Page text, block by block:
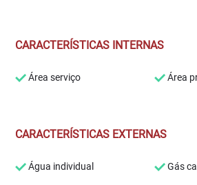
CARACTERÍSTICAS INTERNAS
Área serviço Área
CARACTERÍSTICAS EXTERNAS
Água individual Gás